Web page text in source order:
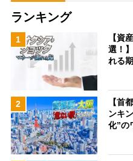
ランキング
1
【資
選！
れる
2
【首
ンキ
化”